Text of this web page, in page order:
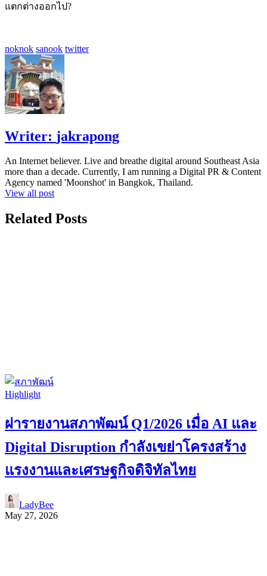
แตกต่างออกไป?
noknok sanook twitter
Writer: jakrapong
An Internet believer. Live and breathe digital around Southeast Asia
more than a decade. Currently, I am running a Digital PR & Content
Agency named 'Moonshot' in Bangkok, Thailand.
View all post
Related Posts
Highlight
ผ่ารายงานสภาพัฒน์ Q1/2026 เมื่อ AI และ
Digital Disruption กำลังเขย่าโครงสร้าง
แรงงานและเศรษฐกิจดิจิทัลไทย
LadyBee
May 27, 2026